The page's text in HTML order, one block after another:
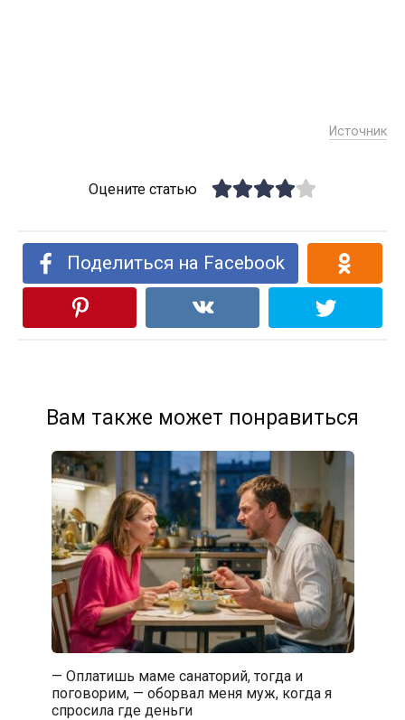
Источник
Оцените статью
Поделиться на Facebook
Вам также может понравиться
— Оплатишь маме санаторий, тогда и
поговорим, — оборвал меня муж, когда я
спросила где деньги